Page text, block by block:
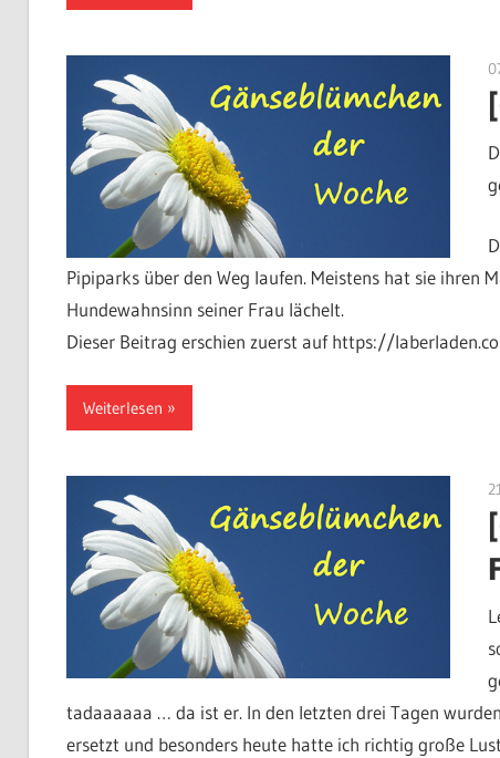
Pipiparks über den Weg laufen. Meistens hat sie ihren
Hundewahnsinn seiner Frau lächelt.
Dieser Beitrag erschien zuerst auf https://
Weiterlesen
tadaaaaaa … da ist er. In den letzten drei Tagen
ersetzt und besonders heute hatte ich richtig große